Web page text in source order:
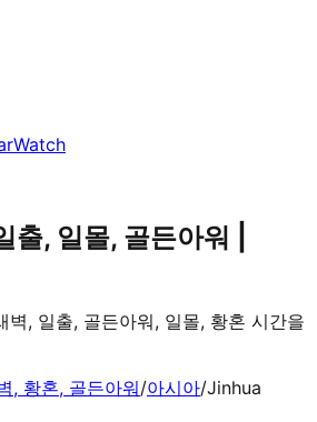
, 일몰, 골든아워 |
벽, 일출, 골든아워, 일몰, 황혼 시간을
, 황혼, 골든아워/아시아/Jinhua